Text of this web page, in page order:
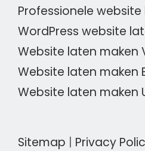
Professionele
WordPress website
Website laten maken
Website laten maken
Website laten maken
Sitemap Privacy